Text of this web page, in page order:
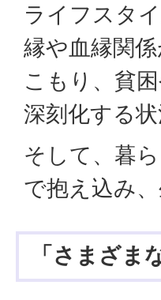
ライフスタ
縁や血縁関
こもり、貧
深刻化する
そして、暮
で抱え込み
「さまざま